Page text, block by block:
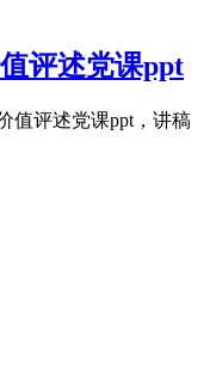
评述党课ppt
值评述党课ppt，讲稿